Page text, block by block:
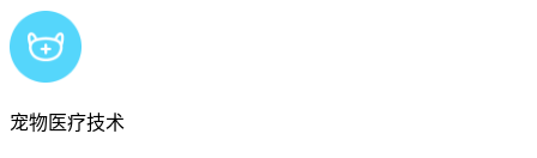
宠物医疗技术